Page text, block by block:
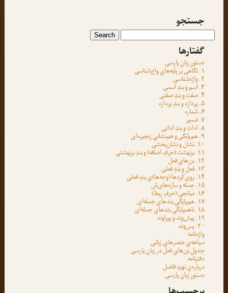
جستجو
گفتارها
دستورِ زبانِ پارسی
۱. نگاهی بر پایه‌هایِ واج‌شناسی
۲. واژه‌شناسی
۳. اسم و بندِ اسمی
۴. صفت و بندِ صفتی
۵. پردازه و بندِ پردازه
۶. شماره
۷. ضمیر
۸. ادات و بندِ اداتی
۹. هم‌پایگی و هم‌نشانیِ زنجیره‌ای
۱۰. نشان و نشان‌بخشی
۱۱. برنهشت (حرفِ اضافه) و بندِ برنهشتی
۱۲. بن‌هایِ فعل
۱۳. فعل و بندِ فعلی
۱۴. روی‌کردها (وجه‌ها)یِ بندِ فعلی
۱۵. جمله و سازه‌های‌ش
۱۶. میانجی (حرفِ ربط)
۱۷. هم‌پایگیِ بندهایِ جمله‌ای
۱۸. ناهمپایگیِ بندهایِ جمله‌ای
۱۹. پیش‌وند و پیراوند
۲۰. پس‌وند
واژه‌نامه
سیاهه‌یِ عنصرهایِ زبانی
جدولِ بن‌هایِ فعل در زبانِ پارسی
دفترنامه
درباره‌یِ نویدِ فاضل
دستورِ زبانِ پارسی